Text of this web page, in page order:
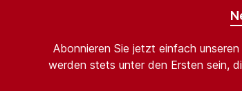
Abonnieren Sie jetzt einfach
werden stets unter den Ersten sein,